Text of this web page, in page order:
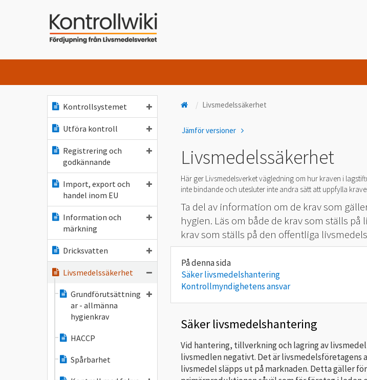
Kontrollsystemet
Utföra kontroll
Registrering och
godkännande
Import, export och
handel inom EU
Information och
märkning
Dricksvatten
Livsmedelssäkerhet
Grundförutsättning
ar - allmänna
hygienkrav
HACCP
Spårbarhet
Livsmedelssäkerhet
Jämför versioner
Livsmedelssäkerhet
Här ger Livsmedelsverket vägledning om hur kraven i
inte bindande och utesluter inte andra sätt att uppfylla
Ta del av information om de krav som
hygien. Läs om både de krav som ställs
krav som ställs på den offentliga
Säker livsmedelshantering
Kontrollmyndighetens ansvar
Säker livsmedelshantering
Vid hantering, tillverkning och lagring av
livsmedlen negativt. Det är livsmedelsföretagens
livsmedel släpps ut på marknaden. Detta gäller